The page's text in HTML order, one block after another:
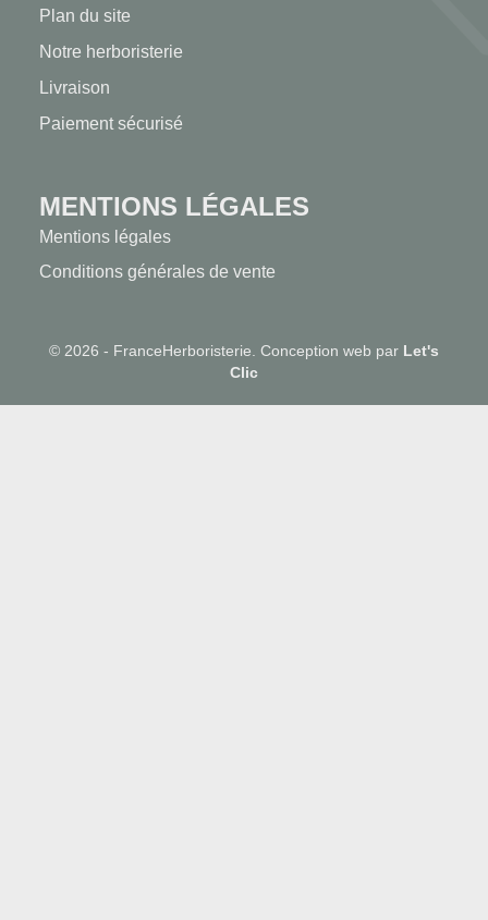
Plan du site
Notre herboristerie
Livraison
Paiement sécurisé
MENTIONS LÉGALES
Mentions légales
Conditions générales de vente
© 2026 - FranceHerboristerie. Conception web par Let's
Clic